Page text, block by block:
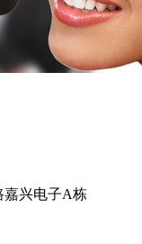
兴电子A栋